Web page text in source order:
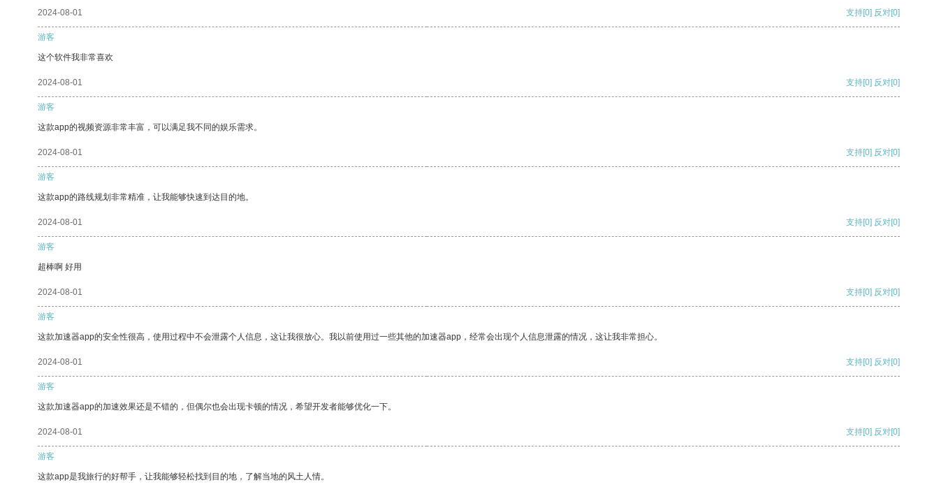
2024-08-01 支持[0] 反对[0]
游客
这个软件我非常喜欢
2024-08-01 支持[0] 反对[0]
游客
这款app的视频资源非常丰富，可以满足我不同的娱乐需求。
2024-08-01 支持[0] 反对[0]
游客
这款app的路线规划非常精准，让我能够快速到达目的地。
2024-08-01 支持[0] 反对[0]
游客
超棒啊 好用
2024-08-01 支持[0] 反对[0]
游客
这款加速器app的安全性很高，使用过程中不会泄露个人信息，这让我很放心。我以前使用过一些其他的加速器app，经常会出现个人信息泄露的情况，这让我非常担心。
2024-08-01 支持[0] 反对[0]
游客
这款加速器app的加速效果还是不错的，但偶尔也会出现卡顿的情况，希望开发者能够优化一下。
2024-08-01 支持[0] 反对[0]
游客
这款app是我旅行的好帮手，让我能够轻松找到目的地，了解当地的风土人情。